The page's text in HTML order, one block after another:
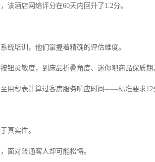
该酒店网络评分在60天内回升了1.2分。
统培训，他们掌握着精确的评估维度。
钮灵敏度，到床品折叠角度、迷你吧商品保质期
用秒表计算过客房服务响应时间——标准要求12
真实性。
面对普通客人却可能松懈。